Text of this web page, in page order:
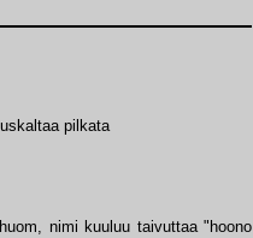
pilkata
nimi kuuluu taivuttaa "hoono